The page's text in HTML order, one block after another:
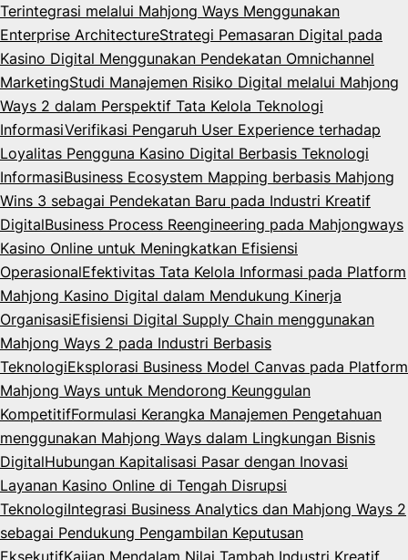
Terintegrasi melalui Mahjong Ways Menggunakan
Enterprise ArchitectureStrategi Pemasaran Digital pada
Kasino Digital Menggunakan Pendekatan Omnichannel
MarketingStudi Manajemen Risiko Digital melalui Mahjong
Ways 2 dalam Perspektif Tata Kelola Teknologi
InformasiVerifikasi Pengaruh User Experience terhadap
Loyalitas Pengguna Kasino Digital Berbasis Teknologi
InformasiBusiness Ecosystem Mapping berbasis Mahjong
Wins 3 sebagai Pendekatan Baru pada Industri Kreatif
DigitalBusiness Process Reengineering pada Mahjongways
Kasino Online untuk Meningkatkan Efisiensi
OperasionalEfektivitas Tata Kelola Informasi pada Platform
Mahjong Kasino Digital dalam Mendukung Kinerja
OrganisasiEfisiensi Digital Supply Chain menggunakan
Mahjong Ways 2 pada Industri Berbasis
TeknologiEksplorasi Business Model Canvas pada Platform
Mahjong Ways untuk Mendorong Keunggulan
KompetitifFormulasi Kerangka Manajemen Pengetahuan
menggunakan Mahjong Ways dalam Lingkungan Bisnis
DigitalHubungan Kapitalisasi Pasar dengan Inovasi
Layanan Kasino Online di Tengah Disrupsi
TeknologiIntegrasi Business Analytics dan Mahjong Ways 2
sebagai Pendukung Pengambilan Keputusan
EksekutifKajian Mendalam Nilai Tambah Industri Kreatif